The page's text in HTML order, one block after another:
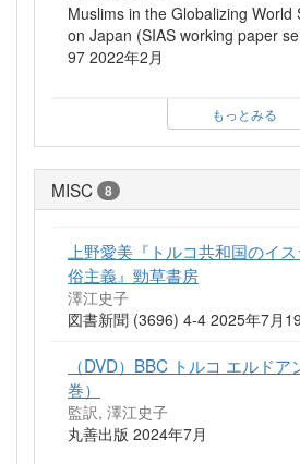
Muslims in the Globalizing World
on Japan (SIAS working paper
97 2022年2月
もっとみる
MISC 8
上野愛美『トルコ共和国のイ
俗主義』勁草書房
澤江史子
図書新聞 (3696) 4-4 2025年7月
（DVD）BBC トルコ エルド
巻）
監訳, 澤江史子
丸善出版 2024年7月